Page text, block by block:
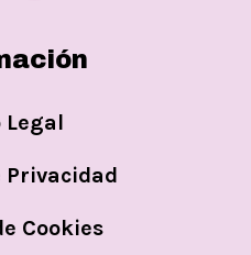
Legal
Privacidad
Cookies